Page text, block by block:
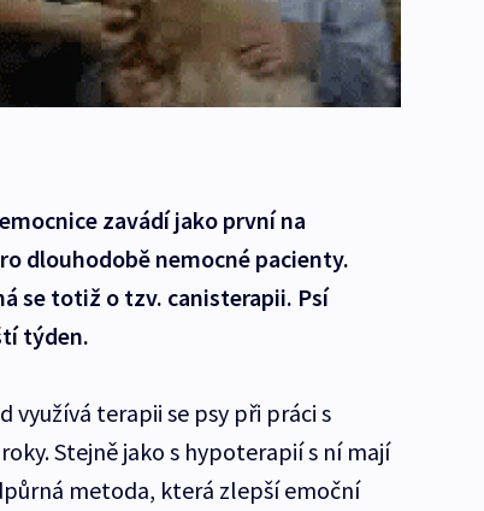
zavádí jako první na
dlouhodobě nemocné pacienty.
se totiž o tzv. canisterapii. Psí
týden.
využívá terapii se psy při práci s
Stejně jako s hypoterapií s ní mají
metoda, která zlepší emoční